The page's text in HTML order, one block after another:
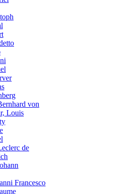
von
Louis
de
Francesco